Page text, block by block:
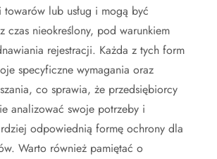
lub usług i mogą być
czas nieokreślony, pod warunkiem
rejestracji. Każda z tych form
specyficzne wymagania oraz
co sprawia, że przedsiębiorcy
analizować swoje potrzeby i
odpowiednią formę ochrony dla
Warto również pamiętać o